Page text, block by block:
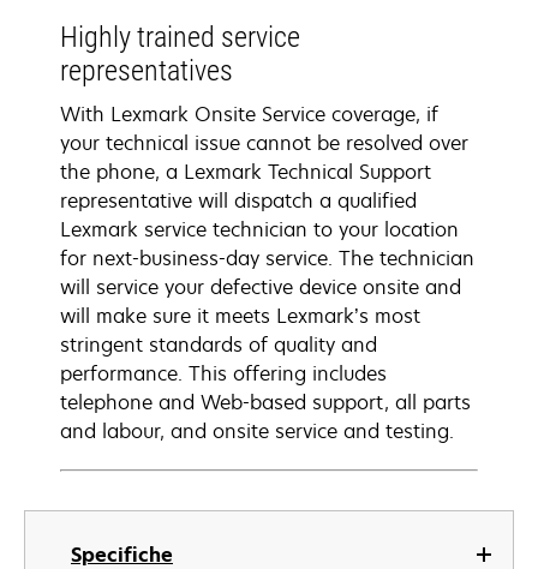
Specifiche
Highly trained service
representatives
With Lexmark Onsite Service coverage, if
your technical issue cannot be resolved over
the phone, a Lexmark Technical Support
representative will dispatch a qualified
Lexmark service technician to your location
for next-business-day service. The technician
will service your defective device onsite and
will make sure it meets Lexmark’s most
stringent standards of quality and
performance. This offering includes
telephone and Web-based support, all parts
and labour, and onsite service and testing.